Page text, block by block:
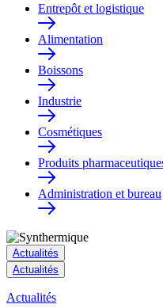
Entrepôt et logistique
Alimentation
Boissons
Industrie
Cosmétiques
Produits
Administration et bureau
Actualités
Actualités
Actualités